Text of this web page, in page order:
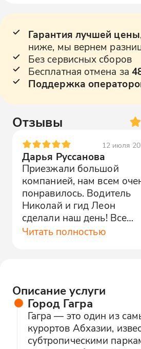
Гарантия лучшей цены
ниже, мы вернем
Без сервисных сборов
Бесплатная отмена за
Поддержка
Отзывы
12 июля
Дарья Руссанова
Приезжали большой
компанией, нам всем
понравилось. Водитель
Николай и гид Леон
сделали наш день! Все
подсказывал и и
быть только горы!
Приедем к Вам еще раз! 😂
Читать полностью
Описание услуги
Город Гагра
Гагра — это один из
курортов Абхазии,
субтропическими